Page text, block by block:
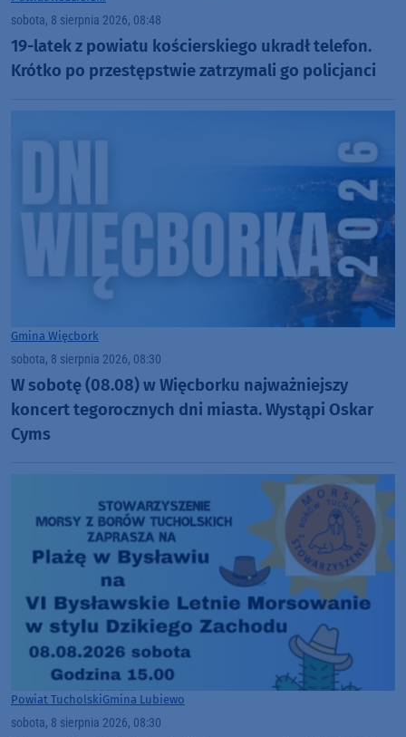
sobota, 8 sierpnia 2026, 08:48
19-latek z powiatu kościerskiego ukradł telefon.
Krótko po przestępstwie zatrzymali go policjanci
Gmina Więcbork
sobota, 8 sierpnia 2026, 08:30
W sobotę (08.08) w Więcborku najważniejszy
koncert tegorocznych dni miasta. Wystąpi Oskar
Cyms
Powiat TucholskiGmina Lubiewo
sobota, 8 sierpnia 2026, 08:30